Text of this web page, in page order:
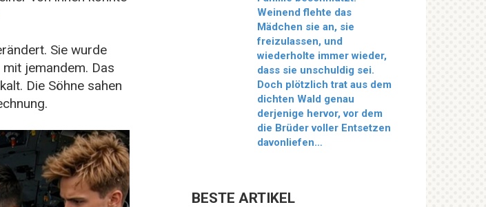
Sie wurde
jemandem. Das
Die Söhne sahen
Weinend flehte das
Mädchen sie an, sie
freizulassen, und
wiederholte immer wieder,
dass sie unschuldig sei.
Doch plötzlich trat aus dem
dichten Wald genau
derjenige hervor, vor dem
die Brüder voller Entsetzen
davonliefen…
BESTE ARTIKEL